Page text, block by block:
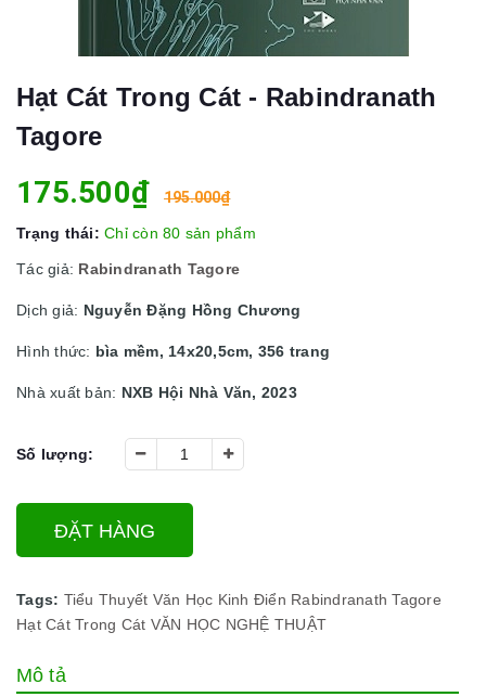
Hạt Cát Trong Cát - Rabindranath
Tagore
175.500₫ 195.000₫
Trạng thái: Chỉ còn 80 sản phẩm
Tác giả: Rabindranath Tagore
Dịch giả: Nguyễn Đặng Hồng Chương
Hình thức: bìa mềm, 14x20,5cm, 356 trang
Nhà xuất bản: NXB Hội Nhà Văn, 2023
Số lượng:
ĐẶT HÀNG
Tags: Tiểu Thuyết Văn Học Kinh Điển Rabindranath Tagore
Hạt Cát Trong Cát VĂN HỌC NGHỆ THUẬT
Mô tả